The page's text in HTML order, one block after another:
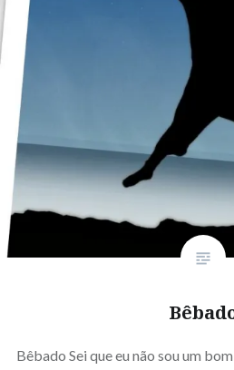
Bêbado Sei que eu não sou um